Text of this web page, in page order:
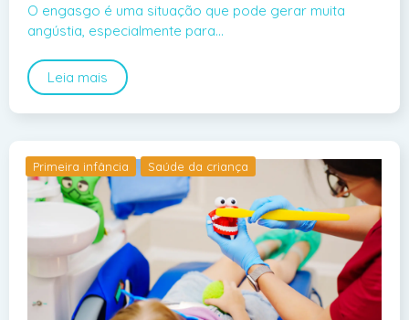
O engasgo é uma situação que pode gerar muita
angústia, especialmente para…
Leia mais
Primeira infância Saúde da criança